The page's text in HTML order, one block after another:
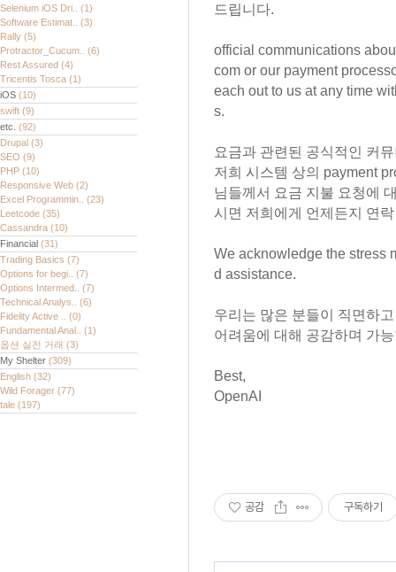
Selenium iOS Dri.. (1)
Software Estimat.. (3)
Rally (5)
Protractor_Cucum.. (6)
Rest Assured (4)
Tricentis Tosca (1)
iOS (10)
swift (9)
etc. (92)
Drupal (3)
SEO (9)
PHP (10)
Responsive Web (2)
Excel Programmin.. (23)
Leetcode (35)
Cassandra (10)
Financial (31)
Trading Basics (7)
Options for begi.. (7)
Options Intermed.. (7)
Technical Analys.. (6)
Fidelity Active .. (0)
Fundamental Anal.. (1)
옵션 실전 거래 (3)
My Shelter (309)
English (32)
Wild Forager (77)
tale (197)
드립니다.
official communications
com or our payment
each out to us at any time
s.
요금과 관련된 공식적인 커
저희 시스템 상의 payment
님들께서 요금 지불 요청에
시면 저희에게 언제든지 연
We acknowledge the stress
d assistance.
우리는 많은 분들이 직면하
어려움에 대해 공감하며 가
Best,
OpenAI
공감 구독하기